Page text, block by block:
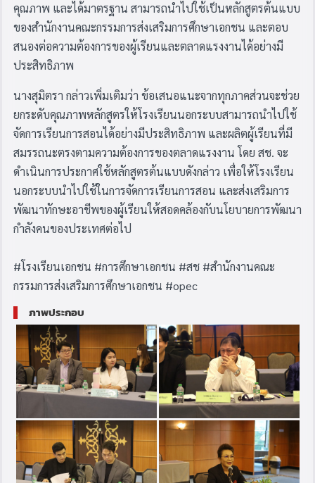
คุณภาพ และได้มาตรฐาน สามารถนำไปใช้เป็นหลักสูตรต้นแบบ
ของสำนักงานคณะกรรมการส่งเสริมการศึกษาเอกชน และตอบ
สนองต่อความต้องการของผู้เรียนและตลาดแรงงานได้อย่างมี
ประสิทธิภาพ
นางสุมิตรา กล่าวเพิ่มเติมว่า ข้อเสนอแนะจากทุกภาคส่วนจะช่วย
ยกระดับคุณภาพหลักสูตรให้โรงเรียนนอกระบบสามารถนำไปใช้
จัดการเรียนการสอนได้อย่างมีประสิทธิภาพ และผลิตผู้เรียนที่มี
สมรรถนะตรงตามความต้องการของตลาดแรงงาน โดย สช. จะ
ดำเนินการประกาศใช้หลักสูตรต้นแบบดังกล่าว เพื่อให้โรงเรียน
นอกระบบนำไปใช้ในการจัดการเรียนการสอน และส่งเสริมการ
พัฒนาทักษะอาชีพของผู้เรียนให้สอดคล้องกับนโยบายการพัฒนา
กำลังคนของประเทศต่อไป
#โรงเรียนเอกชน #การศึกษาเอกชน #สช #สํานักงานคณะ
กรรมการส่งเสริมการศึกษาเอกชน #opec
ภาพประกอบ